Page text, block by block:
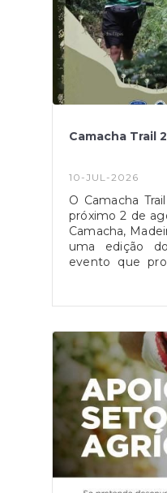
Camacha Trail
10-JUL-2026
O Camacha
próximo 2 de
Camacha,
uma edição
evento que
de todos os
paisagens da
D+- Trail Sprint
Jovem – 9
integrada
natural da
trilhos
superação, a
unem